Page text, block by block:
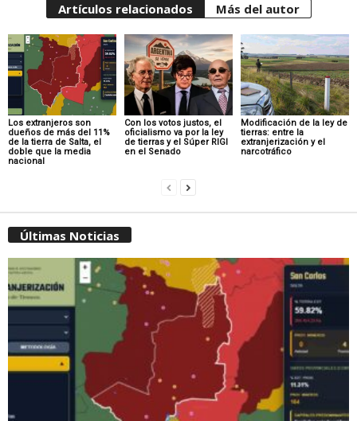
Artículos relacionados Más del autor
Los extranjeros son
dueños de más del 11%
de la tierra de Salta, el
doble que la media
nacional
Con los votos justos, el
oficialismo va por la ley
de tierras y el Súper RIGI
en el Senado
Modificación de la ley de
tierras: entre la
extranjerización y el
narcotráfico
Últimas Noticias